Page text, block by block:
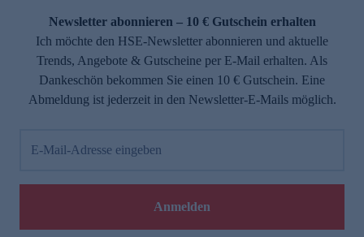
Newsletter abonnieren – 10 € Gutschein erhalten
Ich möchte den HSE-Newsletter abonnieren und aktuelle
Trends, Angebote & Gutscheine per E-Mail erhalten. Als
Dankeschön bekommen Sie einen 10 € Gutschein. Eine
Abmeldung ist jederzeit in den Newsletter-E-Mails möglich.
E-Mail-Adresse eingeben
Anmelden